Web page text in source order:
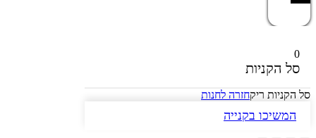
0
סל הקניות
סל הקניות ריקחזרה לחנות
המשיכו בקנייה